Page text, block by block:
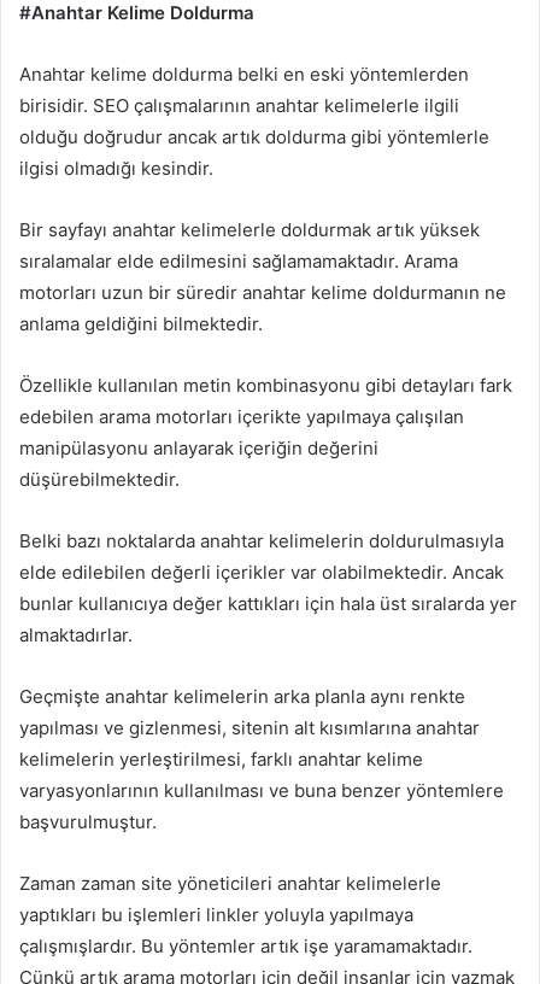
#Anahtar Kelime Doldurma
Anahtar kelime doldurma belki en eski yöntemlerden
birisidir. SEO çalışmalarının anahtar kelimelerle ilgili
olduğu doğrudur ancak artık doldurma gibi yöntemlerle
ilgisi olmadığı kesindir.
Bir sayfayı anahtar kelimelerle doldurmak artık yüksek
sıralamalar elde edilmesini sağlamamaktadır. Arama
motorları uzun bir süredir anahtar kelime doldurmanın ne
anlama geldiğini bilmektedir.
Özellikle kullanılan metin kombinasyonu gibi detayları fark
edebilen arama motorları içerikte yapılmaya çalışılan
manipülasyonu anlayarak içeriğin değerini
düşürebilmektedir.
Belki bazı noktalarda anahtar kelimelerin doldurulmasıyla
elde edilebilen değerli içerikler var olabilmektedir. Ancak
bunlar kullanıcıya değer kattıkları için hala üst sıralarda yer
almaktadırlar.
Geçmişte anahtar kelimelerin arka planla aynı renkte
yapılması ve gizlenmesi, sitenin alt kısımlarına anahtar
kelimelerin yerleştirilmesi, farklı anahtar kelime
varyasyonlarının kullanılması ve buna benzer yöntemlere
başvurulmuştur.
Zaman zaman site yöneticileri anahtar kelimelerle
yaptıkları bu işlemleri linkler yoluyla yapılmaya
çalışmışlardır. Bu yöntemler artık işe yaramamaktadır.
Çünkü artık arama motorları için değil insanlar için yazmak